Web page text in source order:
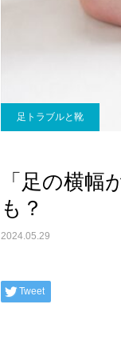
足トラブルと靴
「足の横
も？
2024.05.29
Tweet